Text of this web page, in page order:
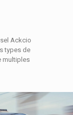
Ackcio
types de
multiples